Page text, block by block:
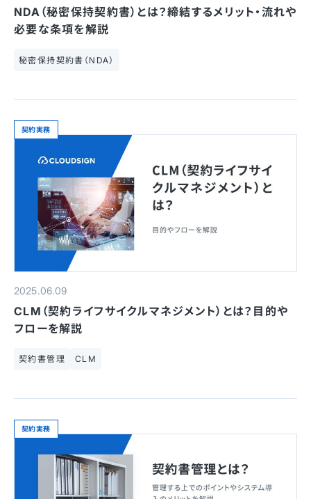
NDA（秘密保持契約書）とは？締結するメリット・流れや
必要な条項を解説
秘密保持契約書（NDA）
契約実務
2025.06.09
CLM（契約ライフサイクルマネジメント）とは？目的や
フローを解説
契約書管理 CLM
契約実務